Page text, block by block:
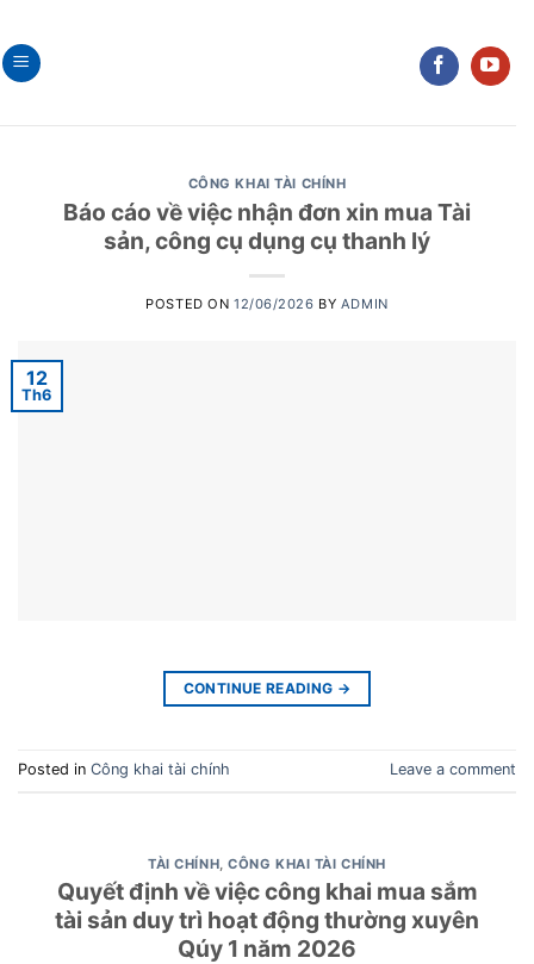
to
content
CÔNG KHAI TÀI CHÍNH
Báo cáo về việc nhận đơn xin mua Tài
sản, công cụ dụng cụ thanh lý
POSTED ON 12/06/2026 BY ADMIN
12
Th6
CONTINUE READING →
Posted in Công khai tài chính Leave a comment
TÀI CHÍNH,CÔNG KHAI TÀI CHÍNH
Quyết định về việc công khai mua sắm
tài sản duy trì hoạt động thường xuyên
Qúy 1 năm 2026